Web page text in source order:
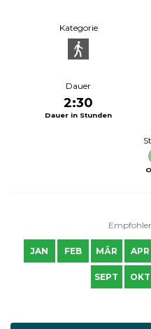
Kategorie
Dauer
2:30
Dauer in Stunden
JAN FEB MÄR APR
SEPT OKT